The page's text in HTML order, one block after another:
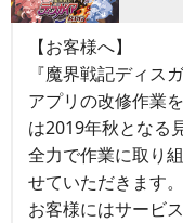
【お客様へ】
『魔界戦記ディス
アプリの改修作業
は2019年秋となる
全力で作業に取り
せていただきます。
お客様にはサービ